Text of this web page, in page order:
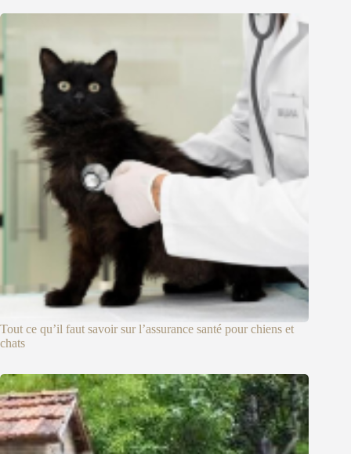
Tout ce qu’il faut savoir sur l’assurance santé pour chiens et
chats